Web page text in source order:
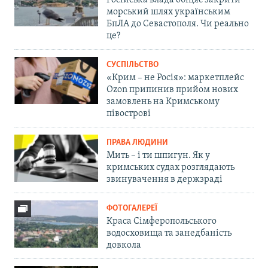
морський шлях українським
БпЛА до Севастополя. Чи реально
це?
СУСПІЛЬСТВО
«Крим – не Росія»: маркетплейс
Ozon припинив прийом нових
замовлень на Кримському
півострові
ПРАВА ЛЮДИНИ
Мить – і ти шпигун. Як у
кримських судах розглядають
звинувачення в держзраді
ФОТОГАЛЕРЕЇ
Краса Сімферопольського
водосховища та занедбаність
довкола